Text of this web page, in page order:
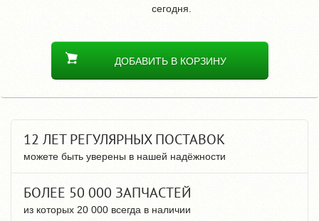
сегодня.
ДОБАВИТЬ В КОРЗИНУ
12 ЛЕТ РЕГУЛЯРНЫХ ПОСТАВОК
можете быть уверены в нашей надёжности
БОЛЕЕ 50 000 ЗАПЧАСТЕЙ
из которых 20 000 всегда в наличии